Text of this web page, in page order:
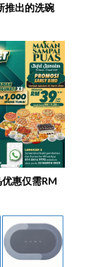
推出的洗碗
惠仅需RM